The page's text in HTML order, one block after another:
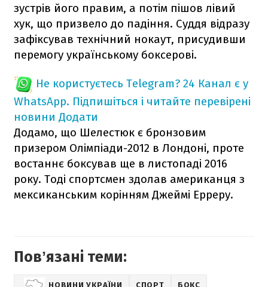
зустрів його правим, а потім пішов лівий
хук, що призвело до падіння. Суддя відразу
зафіксував технічний нокаут, присудивши
перемогу українському боксерові.
Не користуєтесь Telegram? 24 Канал є у
WhatsApp. Підпишіться і читайте перевірені
новини Додати
Додамо, що Шелестюк є бронзовим
призером Олімпіади-2012 в Лондоні, проте
востаннє боксував ще в листопаді 2016
року. Тоді спортсмен здолав американця з
мексиканським корінням Джеймі Ерреру.
Повʼязані теми:
НОВИНИ УКРАЇНИ СПОРТ БОКС